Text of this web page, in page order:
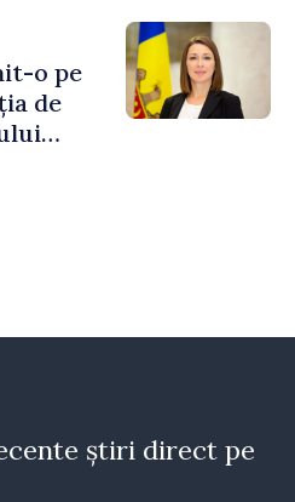
o pe
de
știri direct pe